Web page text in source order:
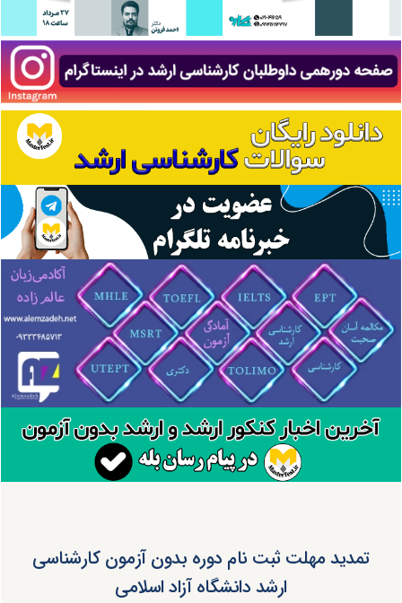
تمدید مهلت ثبت نام دوره بدون آزمون کارشناسی
ارشد دانشگاه آزاد اسلامی